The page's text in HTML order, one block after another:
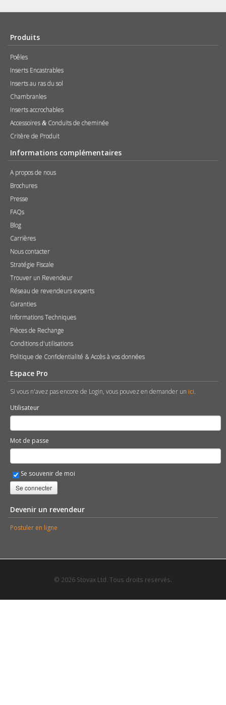
Produits
Poêles
Inserts Encastrables
Inserts au ras du sol
Chambranles
Inserts accrochables
Accessoires & Conduits de cheminée
Critère de Produit
Informations complémentaires
A propos de nous
Brochures
Presse
FAQs
Blog
Carrières
Nous contacter
Stratégie Fiscale
Trouver un Revendeur
Réseau de revendeurs experts
Garanties
Informations Techniques
Pièces de Rechange
Conditions d'utilisations
Politique de Confidentialité & Accès à vos données
Espace Pro
Si vous n'avez pas encore de Login, vous pouvez en demander un ici.
Utilisateur
Mot de passe
Se souvenir de moi
Se connecter
Devenir un revendeur
Postuler en ligne
© 2026 Stovax Ltd. Tous droits reservés.